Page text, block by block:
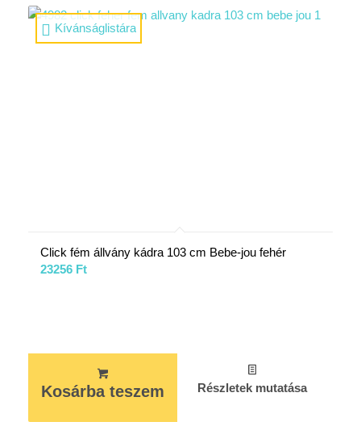
Kívánságlistára
Click fém állvány kádra 103 cm Bebe-jou fehér
23256 Ft
Kosárba teszem Részletek mutatása